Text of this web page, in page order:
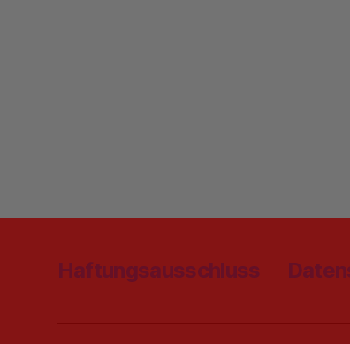
Haftungsausschluss